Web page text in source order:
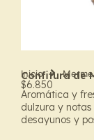
Inicio
Confitura de
$6.850
Aromática y
dulzura y
desayunos y